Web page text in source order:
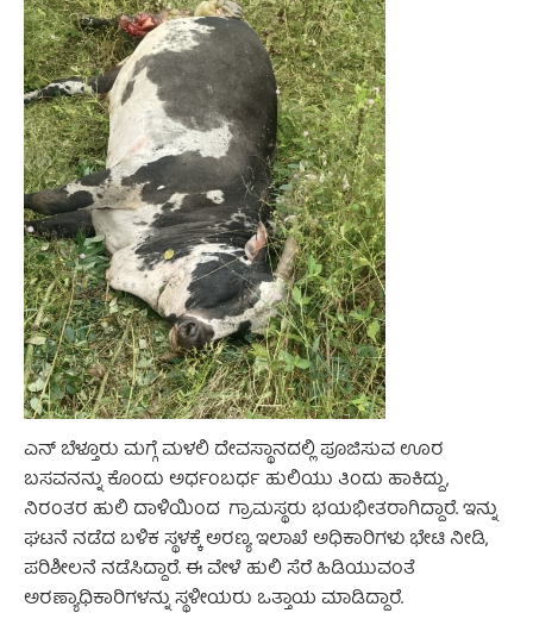
ಎನ್ ಬೆಳ್ತೂರು ಮಗ್ಗೆ ಮಳಲಿ ದೇವಸ್ಥಾನದಲ್ಲಿ ಪೂಜಿಸುವ ಊರ
ಬಸವನನ್ನು ಕೊಂದು ಅರ್ಧಂಬರ್ಧ ಹುಲಿಯು ತಿಂದು ಹಾಕಿದ್ದು,
ನಿರಂತರ ಹುಲಿ ದಾಳಿಯಿಂದ ಗ್ರಾಮಸ್ಥರು ಭಯಭೀತರಾಗಿದ್ದಾರೆ. ಇನ್ನು
ಘಟನೆ ನಡೆದ ಬಳಿಕ ಸ್ಥಳಕ್ಕೆ ಅರಣ್ಯ ಇಲಾಖೆ ಅಧಿಕಾರಿಗಳು ಭೇಟಿ ನೀಡಿ,
ಪರಿಶೀಲನೆ ನಡೆಸಿದ್ದಾರೆ. ಈ ವೇಳೆ ಹುಲಿ ಸೆರೆ ಹಿಡಿಯುವಂತೆ
ಅರಣ್ಯಾಧಿಕಾರಿಗಳನ್ನು ಸ್ಥಳೀಯರು ಒತ್ತಾಯ ಮಾಡಿದ್ದಾರೆ.